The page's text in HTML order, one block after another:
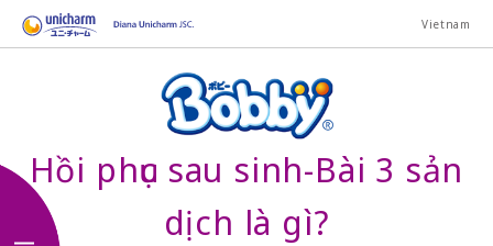
Vietnam
Hồi phục sau sinh-Bài 3 sản
dịch là gì?